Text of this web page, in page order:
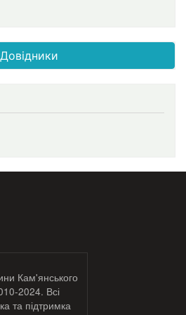
Довідники
Кам'янського
2024. Всі
та підтримка